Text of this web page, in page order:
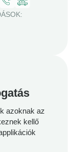
azoknak az
kellő